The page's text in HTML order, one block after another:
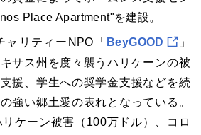
Place Apartment"を建設。
ャリティーNPO「 BeyGOOD
」
サス州を度々襲うハリケーンの被
援、学生への奨学金支援などを続
強い郷土愛の表れとなっている。
ケーン被害（100万ドル）、コロ